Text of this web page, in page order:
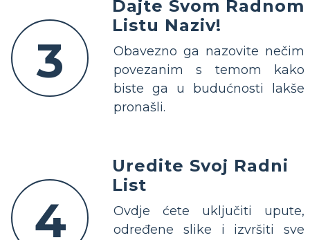
3
Dajte Svom Radnom
Listu Naziv!
Obavezno ga nazovite nečim
povezanim s temom kako
biste ga u budućnosti lakše
pronašli.
4
Uredite Svoj Radni
List
Ovdje ćete uključiti upute,
određene slike i izvršiti sve